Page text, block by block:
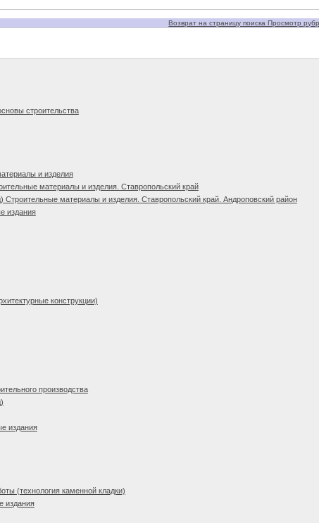
Возврат на страницу поиска Просмотр
строительства
и изделия
материалы и изделия. Ставропольский край
Строительные материалы и изделия. Ставропольский край. Андроповский район
издания
конструкции)
производства
издания
(технология каменной кладки)
издания